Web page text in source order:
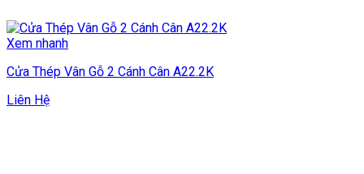
Xem nhanh
Cửa Thép Vân Gỗ 2 Cánh Cân A22.2K
Liên Hệ